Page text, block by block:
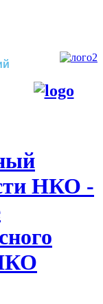
НКО -